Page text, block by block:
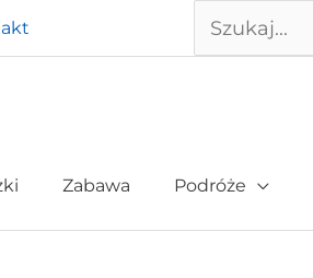
Szukaj
Zabawa Podróże